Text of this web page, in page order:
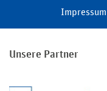
Impressum
Unsere Partner